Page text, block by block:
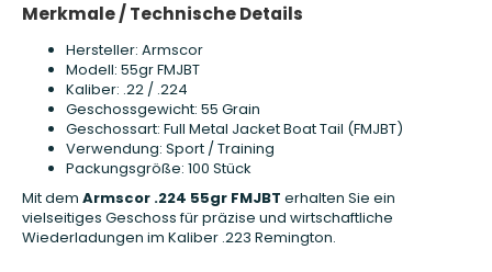
Merkmale / Technische Details
Hersteller: Armscor
Modell: 55gr FMJBT
Kaliber: .22 / .224
Geschossgewicht: 55 Grain
Geschossart: Full Metal Jacket Boat Tail (FMJBT)
Verwendung: Sport / Training
Packungsgröße: 100 Stück
Mit dem Armscor .224 55gr FMJBT erhalten Sie ein
vielseitiges Geschoss für präzise und wirtschaftliche
Wiederladungen im Kaliber .223 Remington.